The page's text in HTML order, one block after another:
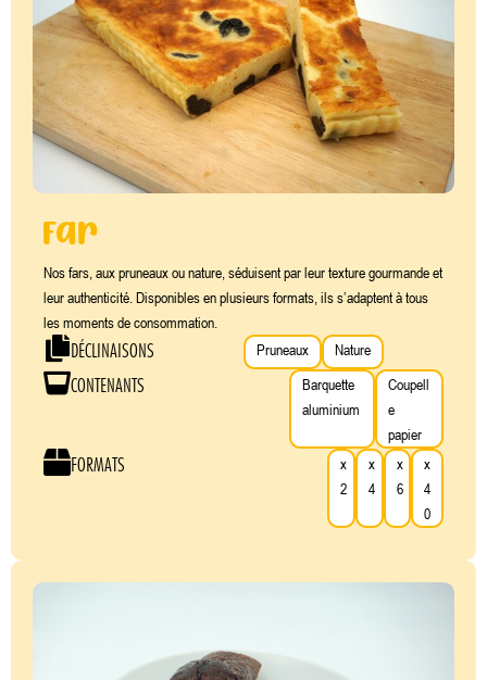
Far
Nos fars, aux pruneaux ou nature, séduisent par leur texture gourmande et
leur authenticité. Disponibles en plusieurs formats, ils s’adaptent à tous
les moments de consommation.
DÉCLINAISONS Pruneaux Nature
CONTENANTS
Barquette
aluminium
Coupell
e
papier
FORMATS
x
2
x
4
x
6
x
4
0